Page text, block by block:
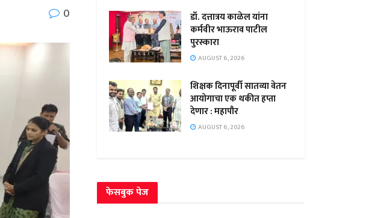
0
डॉ. दत्तात्रय काळेल यांना
कर्मवीर भाऊराव पाटील
पुरस्कारा
AUGUST 6, 2026
शिक्षक दिनापूर्वी सातव्या वेतन
आयोगाचा एक थकीत हप्ता
देणार : महापौर
AUGUST 6, 2026
फेसबुक पेज